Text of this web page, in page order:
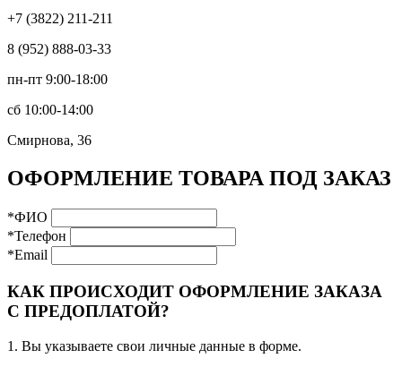
+7 (3822) 211-211
8 (952) 888-03-33
пн-пт 9:00-18:00
сб 10:00-14:00
Смирнова, 36
ОФОРМЛЕНИЕ ТОВАРА ПОД ЗАКАЗ
*ФИО
*Телефон
*Email
КАК ПРОИСХОДИТ ОФОРМЛЕНИЕ ЗАКАЗА
С ПРЕДОПЛАТОЙ?
1. Вы указываете свои личные данные в форме.